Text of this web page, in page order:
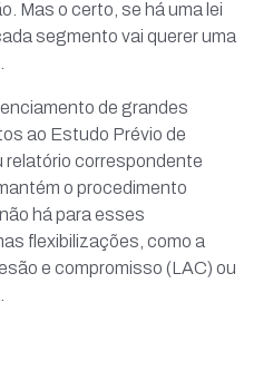
Mas o certo, se há uma lei
segmento vai querer uma
de grandes
ao Estudo Prévio de
relatório correspondente
o procedimento
há para esses
flexibilizações, como a
e compromisso (LAC) ou